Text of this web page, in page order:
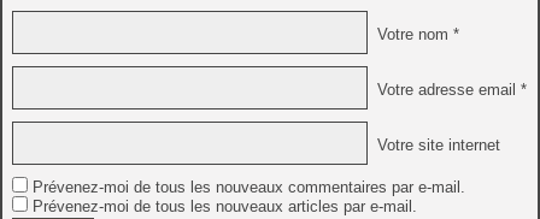
Votre nom *
Votre adresse email *
Votre site internet
Prévenez-moi de tous les nouveaux commentaires par e-mail.
Prévenez-moi de tous les nouveaux articles par e-mail.